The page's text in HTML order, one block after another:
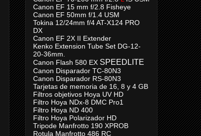
Canon EF 15 mm f/2.8 Fisheye
Canon EF 50mm f/1.4 USM
Tokina 12/24mm f/4 AT-X124 PRO
DX
Canon EF 2X II Extender
Kenko Extension Tube Set DG-12-
20-36mm.
Canon Flash 580 EX SPEEDLITE
Canon Disparador TC-80N3
Canon Disparador RS-80N3
Tarjetas de memoria de 16, 8 y 4 GB
Filtros objetivos Hoya UV HD
Filtro Hoya NDx-8 DMC Pro1
Filtro Hoya ND 400
Filtro Hoya Polarizador HD
Tripode Manfrotto 190 XPROB
Rotula Manfrotto 486 RC